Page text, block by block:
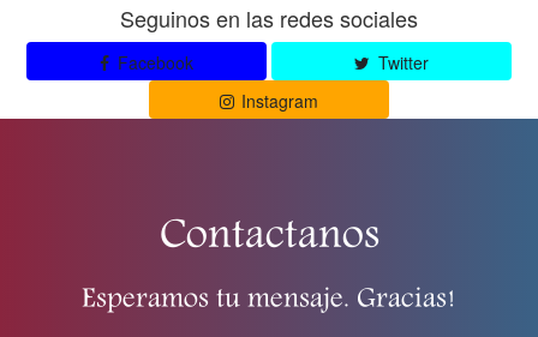
Seguinos en las redes sociales
Facebook
Twitter
Instagram
Contactanos
Esperamos tu mensaje. Gracias!